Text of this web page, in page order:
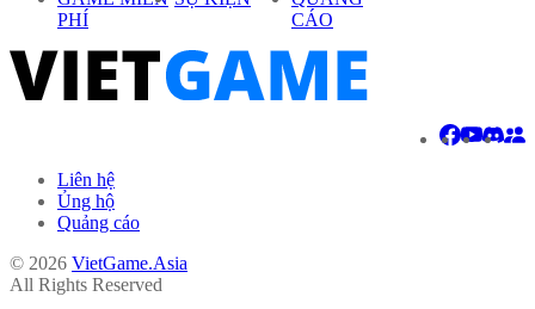
PHÍ
CÁO
Liên hệ
Ủng hộ
Quảng cáo
© 2026 VietGame.Asia
All Rights Reserved